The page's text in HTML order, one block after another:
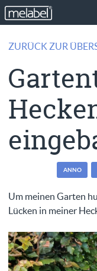
ZURÜCK ZUR
ANNO
Um meinen Garten
Lücken in meiner